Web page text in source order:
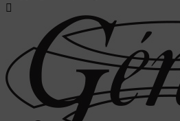
